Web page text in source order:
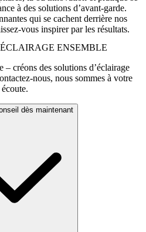
à des solutions d’avant-garde.
qui se cachent derrière nos
vous inspirer par les résultats.
ENSEMBLE
créons des solutions d’éclairage
nous, nous sommes à votre
écoute.
dès maintenant